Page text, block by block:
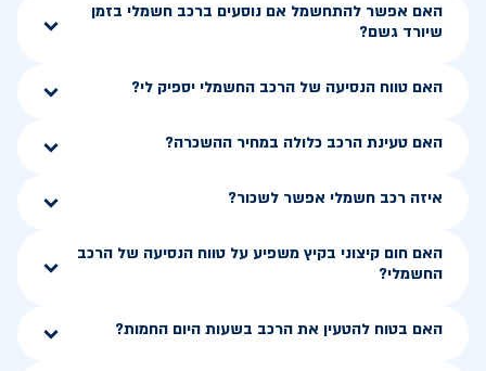
האם אפשר להתחשמל אם נוסעים ברכב חשמלי בזמן
שיורד גשם?
האם טווח הנסיעה של הרכב החשמלי יספיק לי?
האם טעינת הרכב כלולה במחיר ההשכרה?
איזה רכב חשמלי אפשר לשכור?
האם חום קיצוני בקיץ משפיע על טווח הנסיעה של הרכב
החשמלי?
האם בטוח להטעין את הרכב בשעות היום החמות?